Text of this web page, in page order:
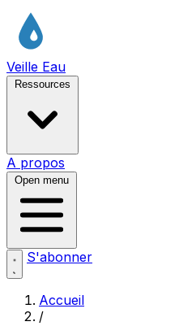
Veille Eau
Ressources
A propos
Open menu
S'abonner
Accueil
/